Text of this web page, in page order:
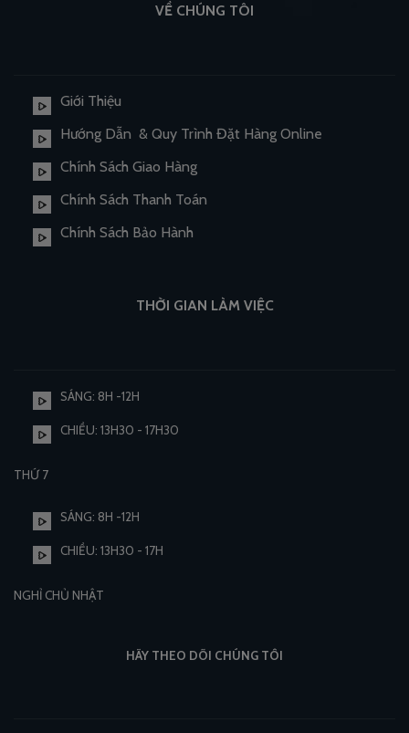
VỀ CHÚNG TÔI
Giới Thiệu
Hướng Dẫn & Quy Trình Đặt Hàng Online
Chính Sách Giao Hàng
Chính Sách Thanh Toán
Chính Sách Bảo Hành
THỜI GIAN LÀM VIỆC
SÁNG: 8H -12H
CHIỀU: 13H30 - 17H30
THỨ 7
SÁNG: 8H -12H
CHIỀU: 13H30 - 17H
NGHỈ CHỦ NHẬT
HÃY THEO DÕI CHÚNG TÔI